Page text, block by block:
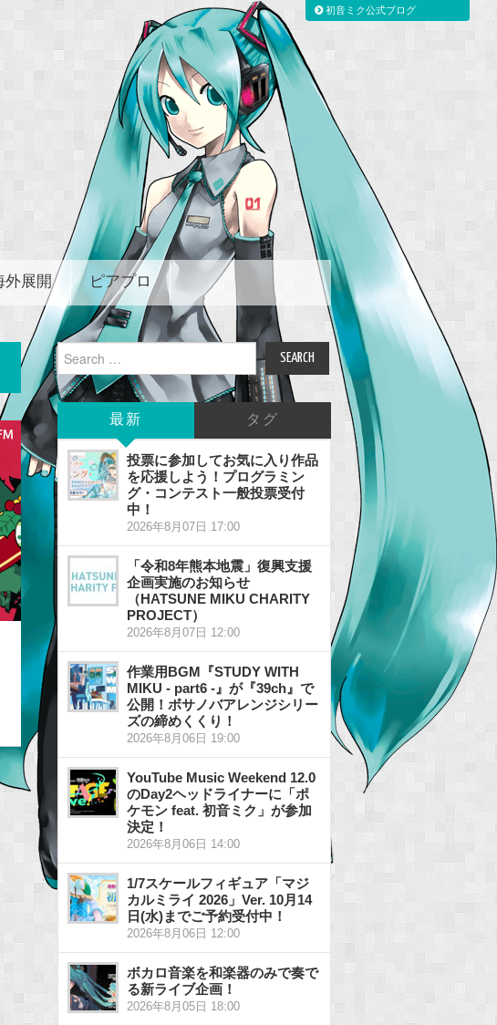
外展開 ピアプロ
Search
for:
最新 タグ
投票に参加してお気に入り作品
を応援しよう！プログラミン
グ・コンテスト一般投票受付
中！
2026年8月07日 17:00
「令和8年熊本地震」復興支援
企画実施のお知らせ
（HATSUNE MIKU CHARITY
PROJECT）
2026年8月07日 12:00
作業用BGM『STUDY WITH
MIKU - part6 -』が『39ch』で
公開！ボサノバアレンジシリー
ズの締めくくり！
2026年8月06日 19:00
YouTube Music Weekend 12.0
のDay2ヘッドライナーに「ポ
ケモン feat. 初音ミク」が参加
決定！
2026年8月06日 14:00
1/7スケールフィギュア「マジ
カルミライ 2026」Ver. 10月14
日(水)までご予約受付中！
2026年8月06日 12:00
ボカロ音楽を和楽器のみで奏で
る新ライブ企画！
2026年8月05日 18:00
初音ミク公式ブログ